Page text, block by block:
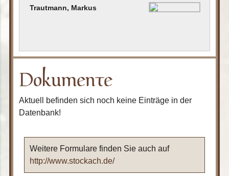
Trautmann, Markus
Dokumente
Aktuell befinden sich noch keine Einträge in der
Datenbank!
Weitere Formulare finden Sie auch auf
http://www.stockach.de/